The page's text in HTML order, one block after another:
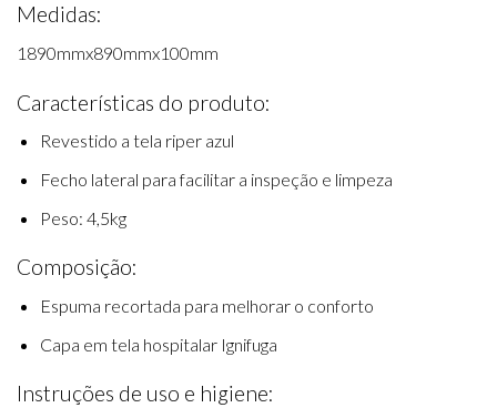
Medidas:
1890mmx890mmx100mm
Características do produto:
Revestido a tela riper azul
Fecho lateral para facilitar a inspeção e limpeza
Peso: 4,5kg
Composição:
Espuma recortada para melhorar o conforto
Capa em tela hospitalar Ignifuga
Instruções de uso e higiene: